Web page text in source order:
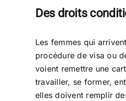
Des droits
Les femmes qui
procédure de visa ou
voient remettre une
travailler, se former,
elles doivent remplir